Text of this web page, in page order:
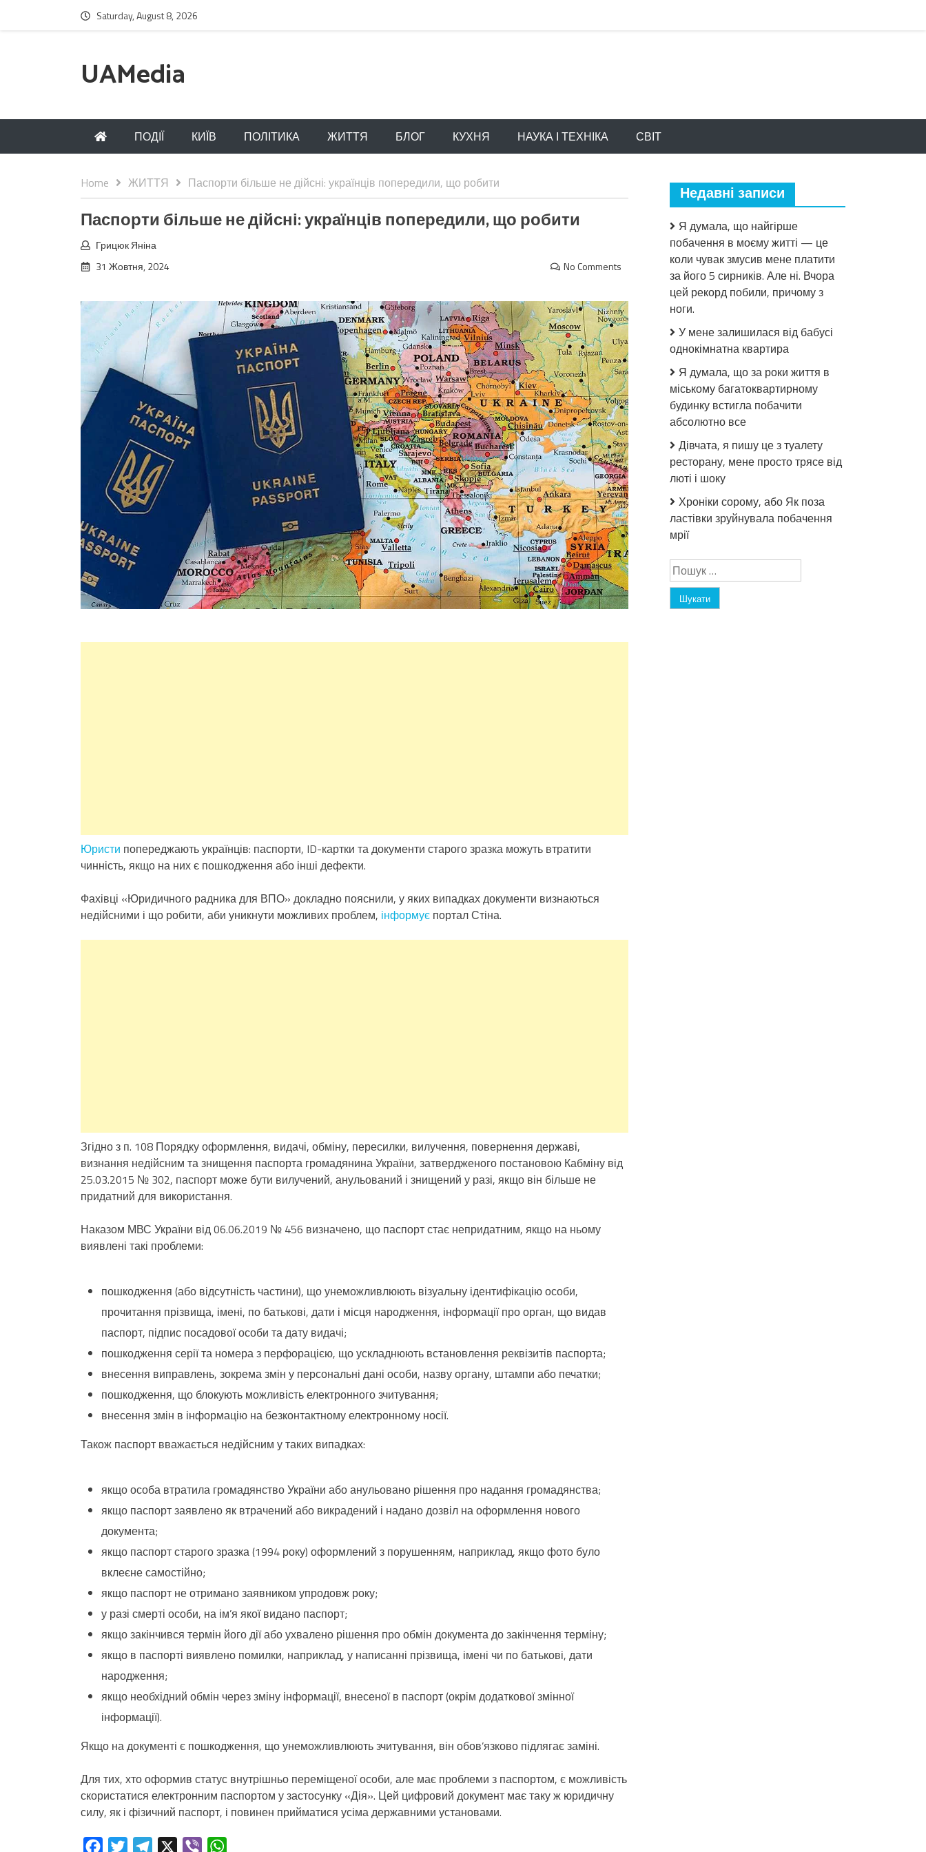
Saturday, August 8, 2026
UAMedia
ПОДІЇ КИЇВ ПОЛІТИКА ЖИТТЯ БЛОГ КУХНЯ НАУКА І ТЕХНІКА СВІТ
Home ЖИТТЯ Паспорти більше не дійсні: українців попередили, що робити
Паспорти більше не дійсні: українців попередили, що робити
Грицюк Яніна
31 Жовтня, 2024
No Comments
Юристи попереджають українців: паспорти, ID-картки та документи старого зразка можуть втратити
чинність, якщо на них є пошкодження або інші дефекти.
Фахівці «Юридичного радника для ВПО» докладно пояснили, у яких випадках документи визнаються
недійсними і що робити, аби уникнути можливих проблем, інформує портал Стіна.
Згідно з п. 108 Порядку оформлення, видачі, обміну, пересилки, вилучення, повернення державі,
визнання недійсним та знищення паспорта громадянина України, затвердженого постановою Кабміну від
25.03.2015 № 302, паспорт може бути вилучений, анульований і знищений у разі, якщо він більше не
придатний для використання.
Наказом МВС України від 06.06.2019 № 456 визначено, що паспорт стає непридатним, якщо на ньому
виявлені такі проблеми:
пошкодження (або відсутність частини), що унеможливлюють візуальну ідентифікацію особи,
прочитання прізвища, імені, по батькові, дати і місця народження, інформації про орган, що видав
паспорт, підпис посадової особи та дату видачі;
пошкодження серії та номера з перфорацією, що ускладнюють встановлення реквізитів паспорта;
внесення виправлень, зокрема змін у персональні дані особи, назву органу, штампи або печатки;
пошкодження, що блокують можливість електронного зчитування;
внесення змін в інформацію на безконтактному електронному носії.
Також паспорт вважається недійсним у таких випадках:
якщо особа втратила громадянство України або анульовано рішення про надання громадянства;
якщо паспорт заявлено як втрачений або викрадений і надано дозвіл на оформлення нового
документа;
якщо паспорт старого зразка (1994 року) оформлений з порушенням, наприклад, якщо фото було
вклеєне самостійно;
якщо паспорт не отримано заявником упродовж року;
у разі смерті особи, на ім’я якої видано паспорт;
якщо закінчився термін його дії або ухвалено рішення про обмін документа до закінчення терміну;
якщо в паспорті виявлено помилки, наприклад, у написанні прізвища, імені чи по батькові, дати
народження;
якщо необхідний обмін через зміну інформації, внесеної в паспорт (окрім додаткової змінної
інформації).
Якщо на документі є пошкодження, що унеможливлюють зчитування, він обов’язково підлягає заміні.
Для тих, хто оформив статус внутрішньо переміщеної особи, але має проблеми з паспортом, є можливість
скористатися електронним паспортом у застосунку «Дія». Цей цифровий документ має таку ж юридичну
силу, як і фізичний паспорт, і повинен прийматися усіма державними установами.
FacebookTwitterTelegram Viber
Недавні записи
Я думала, що найгірше
побачення в моєму житті — це
коли чувак змусив мене платити
за його 5 сирників. Але ні. Вчора
цей рекорд побили, причому з
ноги.
У мене залишилася від бабусі
однокімнатна квартира
Я думала, що за роки життя в
міському багатоквартирному
будинку встигла побачити
абсолютно все
Дівчата, я пишу це з туалету
ресторану, мене просто трясе від
люті і шоку
Хроніки сорому, або Як поза
ластівки зруйнувала побачення
мрії
Пошук: